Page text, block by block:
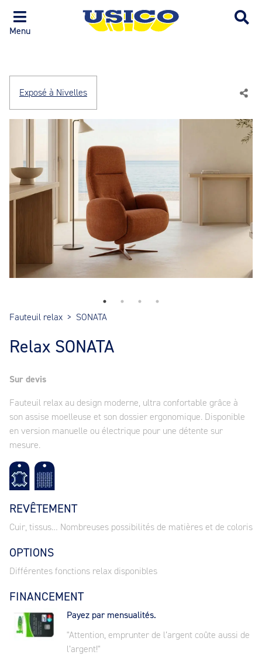
Menu
Exposé à Nivelles
Fauteuil relax > SONATA
Relax SONATA
Sur devis
Fauteuil relax au design moderne, ultra confortable grâce à
son assise moelleuse et son dossier ergonomique. Disponible
en version manuelle ou électrique pour une détente sur
mesure.
REVÊTEMENT
Cuir, tissus… Nombreuses possibilités de matières et de coloris
OPTIONS
Différentes fonctions relax disponibles
FINANCEMENT
Payez par mensualités.
"Attention, emprunter de l’argent coûte aussi de
l’argent!"